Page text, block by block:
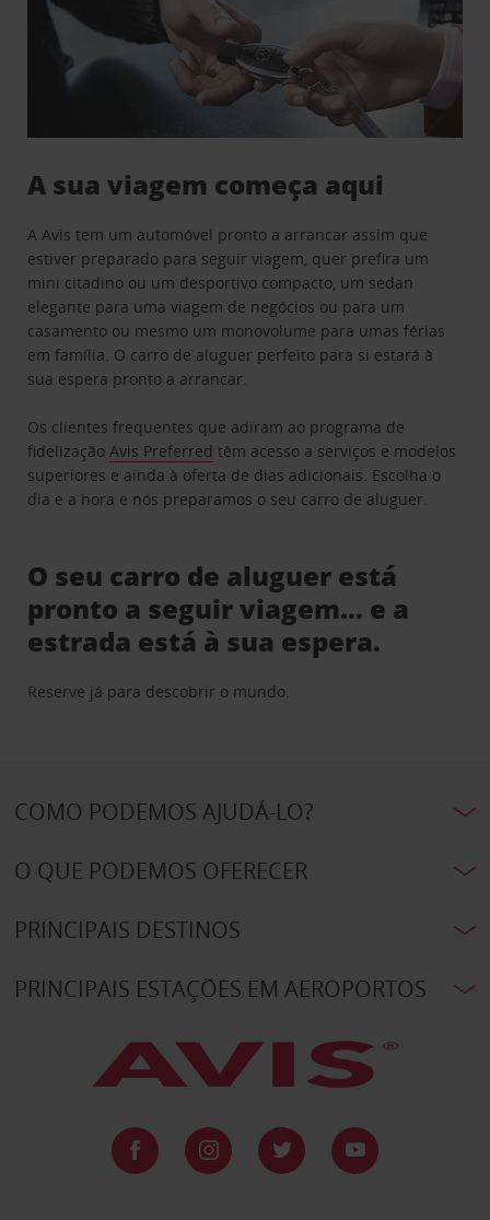
A sua viagem começa aqui
A Avis tem um automóvel pronto a arrancar assim que
estiver preparado para seguir viagem, quer prefira um
mini citadino ou um desportivo compacto, um sedan
elegante para uma viagem de negócios ou para um
casamento ou mesmo um monovolume para umas férias
em família. O carro de aluguer perfeito para si estará à
sua espera pronto a arrancar.
Os clientes frequentes que adiram ao programa de
fidelizaçãoAvis Preferred têm acesso a serviços e modelos
superiores e ainda à oferta de dias adicionais. Escolha o
dia e a hora e nós preparamos o seu carro de aluguer.
O seu carro de aluguer está
pronto a seguir viagem… e a
estrada está à sua espera.
Reserve já para descobrir o mundo.
COMO PODEMOS AJUDÁ-LO?
O QUE PODEMOS OFERECER
PRINCIPAIS DESTINOS
PRINCIPAIS ESTAÇÕES EM AEROPORTOS